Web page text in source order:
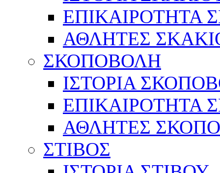
ΕΠΙΚΑΙΡΟΤΗΤΑ
ΑΘΛΗΤΕΣ
ΣΚΟΠΟΒΟΛΗ
ΙΣΤΟΡΙΑ
ΕΠΙΚΑΙΡΟΤΗΤΑ
ΑΘΛΗΤΕΣ
ΣΤΙΒΟΣ